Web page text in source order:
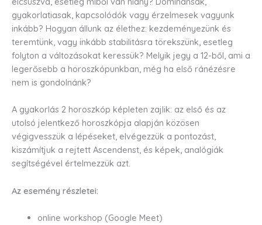
gyakorlatiasak, kapcsolódók vagy érzelmesek vagyunk
inkább? Hogyan állunk az élethez: kezdeményezünk és
teremtünk, vagy inkább stabilitásra törekszünk, esetleg
folyton a változásokat keressük? Melyik jegy a 12-ből, ami a
legerősebb a horoszkópunkban, még ha első ránézésre
nem is gondolnánk?
A gyakorlás 2 horoszkóp képleten zajlik: az első és az
utolsó jelentkező horoszkópja alapján közösen
végigvesszük a lépéseket, elvégezzük a pontozást,
kiszámítjuk a rejtett Ascendenst, és képek, analógiák
segítségével értelmezzük azt.
Az esemény részletei:
online workshop (Google Meet)